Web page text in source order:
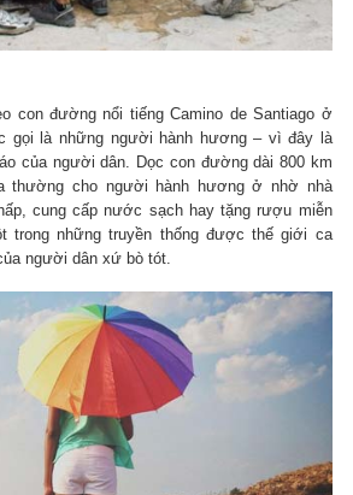
con đường nổi tiếng Camino de Santiago ở
gọi là những người hành hương – vì đây là
của người dân. Dọc con đường dài 800 km
thường cho người hành hương ở nhờ nhà
cung cấp nước sạch hay tặng rượu miễn
trong những truyền thống được thế giới ca
người dân xứ bò tót.